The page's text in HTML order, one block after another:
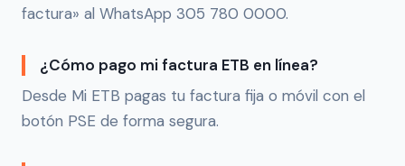
factura» al WhatsApp 305 780 0000.
¿Cómo pago mi factura ETB en línea?
Desde Mi ETB pagas tu factura fija o móvil con el
botón PSE de forma segura.